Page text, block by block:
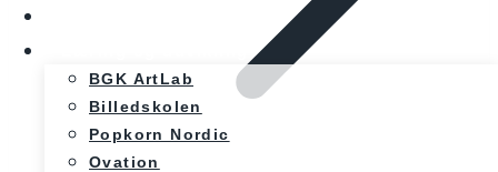
BGK ArtLab
Billedskolen
Popkorn Nordic
Ovation